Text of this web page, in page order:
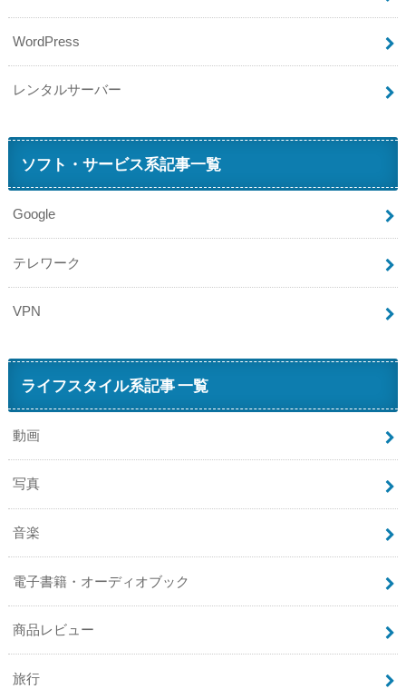
WordPress
レンタルサーバー
ソフト・サービス系記事一覧
Google
テレワーク
VPN
ライフスタイル系記事 一覧
動画
写真
音楽
電子書籍・オーディオブック
商品レビュー
旅行